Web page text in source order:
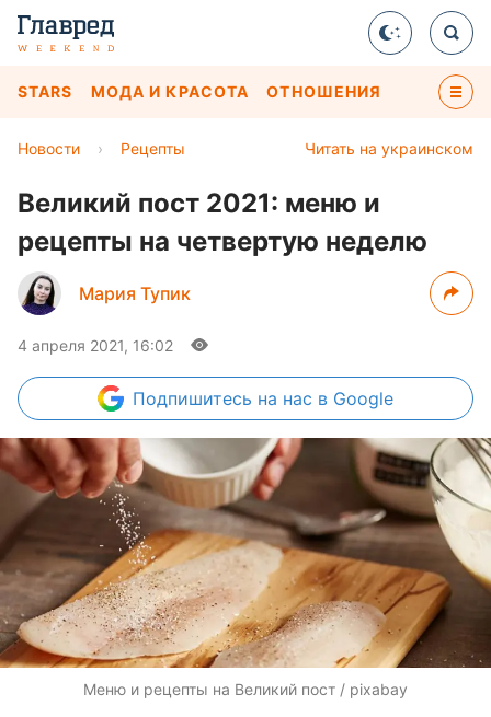
STARS МОДА И КРАСОТА ОТНОШЕНИЯ
Читать на украинском
Новости › Рецепты
Великий пост 2021: меню и
рецепты на четвертую неделю
Мария Тупик
4 апреля 2021, 16:02
Подпишитесь на нас в Google
Меню и рецепты на Великий пост / pixabay